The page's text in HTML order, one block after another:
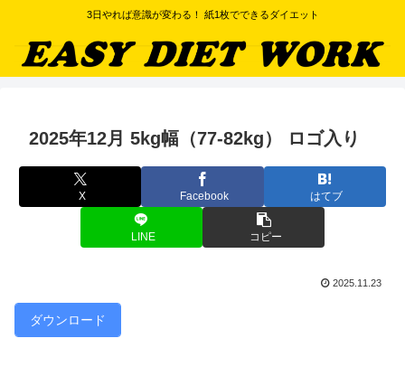
3日やれば意識が変わる！ 紙1枚でできるダイエット
2025年12月 5kg幅（77-82kg） ロゴ入り
X Facebook はてブ
LINE コピー
2025.11.23
ダウンロード